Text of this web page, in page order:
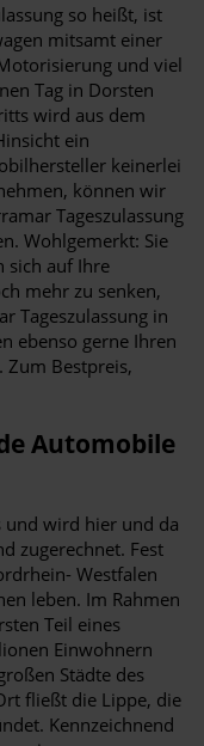
so heißt, ist
mitsamt einer
und viel
Tag in Dorsten
wird aus dem
ein
keinerlei
können wir
Tageszulassung
Wohlgemerkt: Sie
sich auf Ihre
mehr zu senken,
Tageszulassung in
ebenso gerne Ihren
Zum Bestpreis,
Automobile
und wird hier und da
zugerechnet. Fest
Westfalen
leben. Im Rahmen
Teil eines
Einwohnern
Städte des
fließt die Lippe, die
Kennzeichnend